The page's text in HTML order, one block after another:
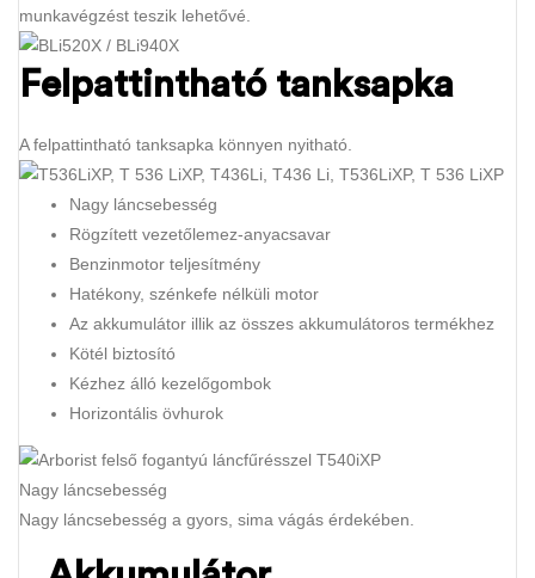
munkavégzést teszik lehetővé.
Felpattintható tanksapka
A felpattintható tanksapka könnyen nyitható.
Nagy láncsebesség
Rögzített vezetőlemez-anyacsavar
Benzinmotor teljesítmény
Hatékony, szénkefe nélküli motor
Az akkumulátor illik az összes akkumulátoros termékhez
Kötél biztosító
Kézhez álló kezelőgombok
Horizontális övhurok
Nagy láncsebesség
Nagy láncsebesség a gyors, sima vágás érdekében.